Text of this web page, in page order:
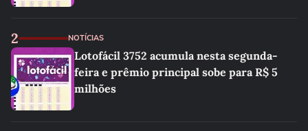
2 NOTÍCIAS
Lotofácil 3752 acumula nesta segunda-
feira e prêmio principal sobe para R$ 5
milhões